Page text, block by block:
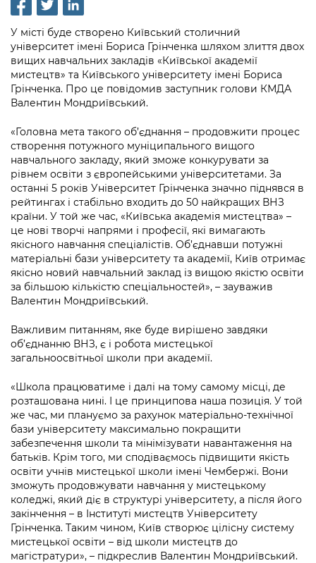
Рішення та розпорядження
Проєкти розпоряджень, що
перебувають на погодженні КМВА
Рішення Київради
Контактна інформація
Графік роботи та прийому громадян
Вакансії
Статистика
Звернення громадян
Регуляторна діяльність
Промисловість і наука Києва
Kyiv International Relations
Річні звіти
Гендерна політика
Безбар'єрність
Київська міська військова адміністрація
Освіта та навчальні заклади
Дороги, транспорт та парковки
Навколишнє середовище міста
Містобудування та земельні ділянки
Культура, спорт, дозвілля
Бізнес та ліцензування
Фінанси та бюджет
Безпека та правопорядок
Ритуальні послуги
Іноземцям / For foreigners
Пам'ятки культурної спадщини
Портал Захисників та Захисниць
Безбар'єрність
Портал послуг
Міський застосунок Київ Цифровий
Важливе під час воєнного стану
Громадська експертиза
Громадський бюджет
Консультації з громадськістю
Громадська рада
Петиції
Відкритий бюджет
Контактний центр
Допомога учасникам АТО
Рада з питань внутрішньо переміщених
осіб при Київській міській військовій
адміністрації
«Ініціатива «Партнерство «Відкритий
Уряд» – місцевий рівень»
Важливе під час воєнного стану
Інформація з обмеженим доступом
Подати запит онлайн
Проекти нормативно-правових та
інших актів
Нормативна база
Питання і відповіді про публічну
інформацію
Порядок оскарження рішень, дій чи
бездіяльності розпорядників інформації
Звіти про опрацювання запитів на
публічну інформацію
Інформація для споживачів
Про відкриті дані
Портал даних Києва
Публічні дашборди
Медіагалерея
Підписатися на новини та анонси від
КМДА / Subscribe to announcements
from the KCSA
Порядок акредитації медіа /
Подати журналістський запит /
Submitting a media request
Зйомки в лікарнях в умовах воєнного
стану / Rules for media coverage of
hospitals at work under martial law
Контакти для медіа / Contacts for mass
media
Портал Послуг
У місті буде створено Київський столичний
університет імені Бориса Грінченка шляхом злиття двох
вищих навчальних закладів «Київської академії
мистецтв» та Київського університету імені Бориса
Грінченка. Про це повідомив заступник голови КМДА
Валентин Мондриївський.
«Головна мета такого об’єднання – продовжити процес
створення потужного муніципального вищого
навчального закладу, який зможе конкурувати за
рівнем освіти з європейськими університетами. За
останні 5 років Університет Грінченка значно піднявся в
рейтингах і стабільно входить до 50 найкращих ВНЗ
країни. У той же час, «Київська академія мистецтва» –
це нові творчі напрями і професії, які вимагають
якісного навчання спеціалістів. Об’єднавши потужні
матеріальні бази університету та академії, Київ отримає
якісно новий навчальний заклад із вищою якістю освіти
за більшою кількістю спеціальностей», – зауважив
Валентин Мондриївський.
Важливим питанням, яке буде вирішено завдяки
об’єднанню ВНЗ, є і робота мистецької
загальноосвітньої школи при академії.
«Школа працюватиме і далі на тому самому місці, де
розташована нині. І це принципова наша позиція. У той
же час, ми плануємо за рахунок матеріально-технічної
бази університету максимально покращити
забезпечення школи та мінімізувати навантаження на
батьків. Крім того, ми сподіваємось підвищити якість
освіти учнів мистецької школи імені Чембержі. Вони
зможуть продовжувати навчання у мистецькому
коледжі, який діє в структурі університету, а після його
закінчення – в Інституті мистецтв Університету
Грінченка. Таким чином, Київ створює цілісну систему
мистецької освіти – від школи мистецтв до
магістратури», – підкреслив Валентин Мондриївський.